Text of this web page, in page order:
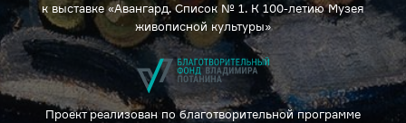
к выставке «Авангард. Список № 1. К 100-летию Музея
живописной культуры»
Проект реализован по благотворительной программе